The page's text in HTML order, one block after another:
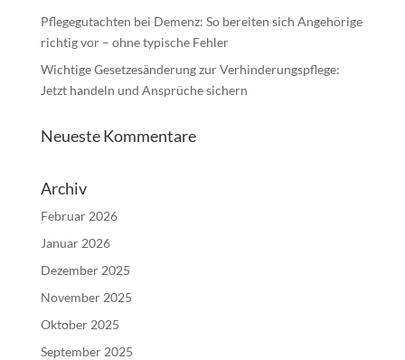
Pflegegutachten bei Demenz: So bereiten sich Angehörige
richtig vor – ohne typische Fehler
Wichtige Gesetzesänderung zur Verhinderungspflege:
Jetzt handeln und Ansprüche sichern
Neueste Kommentare
Archiv
Februar 2026
Januar 2026
Dezember 2025
November 2025
Oktober 2025
September 2025